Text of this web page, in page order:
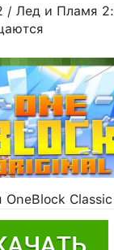
/ Лед и Пламя 2:
Classic